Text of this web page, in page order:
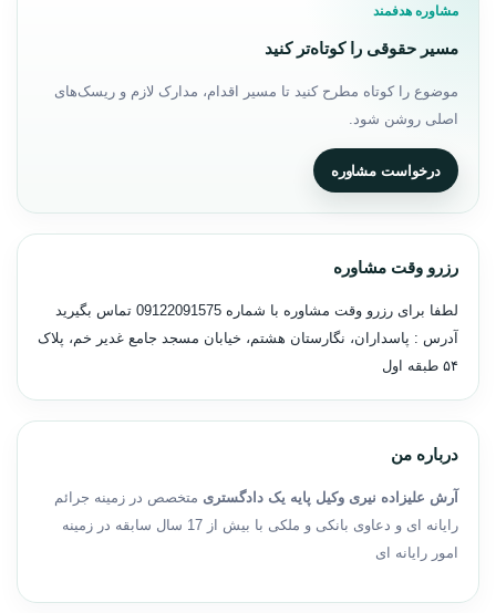
مشاوره هدفمند
مسیر حقوقی را کوتاه‌تر کنید
موضوع را کوتاه مطرح کنید تا مسیر اقدام، مدارک لازم و ریسک‌های
اصلی روشن شود.
درخواست مشاوره
رزرو وقت مشاوره
لطفا برای رزرو وقت مشاوره با شماره 09122091575 تماس بگیرید
آدرس : پاسداران، نگارستان هشتم، خیابان مسجد جامع غدیر خم، پلاک
۵۴ طبقه اول
درباره من
آرش علیزاده نیری وکیل پایه یک دادگستری متخصص در زمینه جرائم
رایانه ای و دعاوی بانکی و ملکی با بیش از 17 سال سابقه در زمینه
امور رایانه ای